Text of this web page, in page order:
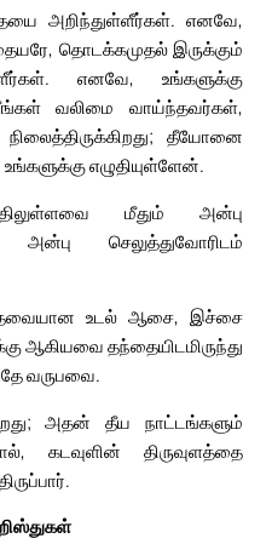
அறிந்துள்ளீர்கள். எனவே,
தொடக்கமுதல் இருக்கும்
எனவே, உங்களுக்கு
வலிமை வாய்ந்தவர்கள்,
தீயோனை
எழுதியுள்ளேன்.
மீதும் அன்பு
செலுத்துவோரிடம்
உடல் ஆசை, இச்சை
ஆகியவை தந்தையிடமிருந்து
வருபவை.
அதன் தீய நாட்டங்களும்
கடவுளின் திருவுளத்தை